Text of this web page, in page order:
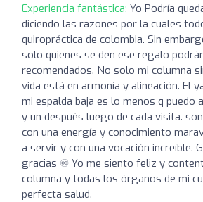
Experiencia fantástica: Yo Podría
diciendo las razones por la cuales
quiropráctica de colombia. Sin
solo quienes se den ese regalo
recomendados. No solo mi columna
vida está en armonía y alineación. El
mi espalda baja es lo menos q puedo
y un después luego de cada visita.
con una energía y conocimiento
a servir y con una vocación increíble.
gracias ♾️ Yo me siento feliz y
columna y todas los órganos de mi
perfecta salud.